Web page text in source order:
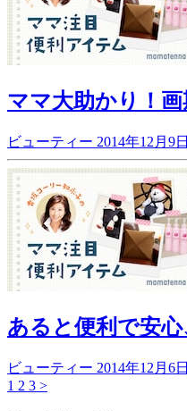
ママ大助かり！
ビューティー 2014年12月9日
あると便利で安
ビューティー 2014年12月6日
1 2 3 >